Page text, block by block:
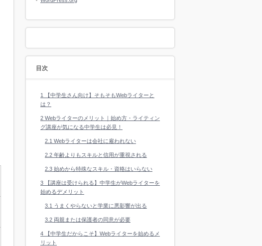
目次
1
【中学生さん向け】そもそもWebライターと
は？
2 Webライターのメリット｜始め方・ライティン
グ講座が気になる中学生は必見！
2.1 Webライターは会社に雇われない
2.2 年齢よりもスキルと信用が重視される
2.3 始めから特殊なスキル・資格はいらない
3 【講座は受けられる】中学生がWebライターを
始めるデメリット
3.1 うまくやらないと学業に悪影響が出る
3.2 両親または保護者の同意が必要
4 【中学生だからこそ】Webライターを始めるメ
リット